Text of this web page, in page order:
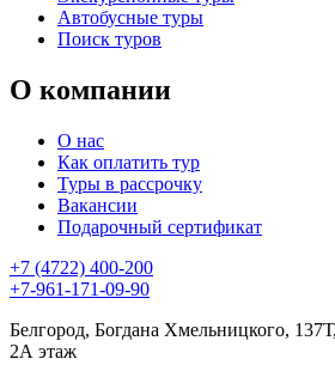
Автобусные туры
Поиск туров
О компании
О нас
Как оплатить тур
Туры в рассрочку
Вакансии
Подарочный сертификат
+7 (4722) 400-200
+7-961-171-09-90
Белгород, Богдана Хмельницкого,
2А этаж